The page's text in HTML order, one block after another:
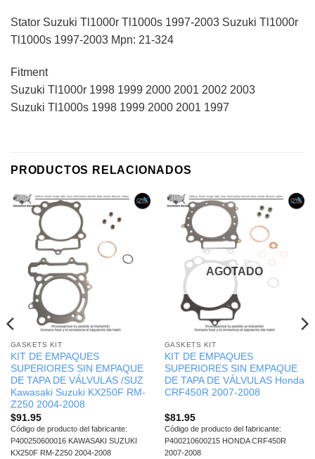
Stator Suzuki Tl1000r Tl1000s 1997-2003 Suzuki Tl1000r
Tl1000s 1997-2003 Mpn: 21-324
Fitment
Suzuki Tl1000r 1998 1999 2000 2001 2002 2003
Suzuki Tl1000s 1998 1999 2000 2001 1997
PRODUCTOS RELACIONADOS
GASKETS KIT
KIT DE EMPAQUES
SUPERIORES SIN EMPAQUE
DE TAPA DE VÁLVULAS /SUZ
Kawasaki Suzuki KX250F RM-
Z250 2004-2008
$91.95
Código de producto del fabricante:
P400250600016 KAWASAKI SUZUKI
KX250F RM-Z250 2004-2008
AGOTADO
GASKETS KIT
KIT DE EMPAQUES
SUPERIORES SIN EMPAQUE
DE TAPA DE VÁLVULAS Honda
CRF450R 2007-2008
$81.95
Código de producto del fabricante:
P400210600215 HONDA CRF450R
2007-2008